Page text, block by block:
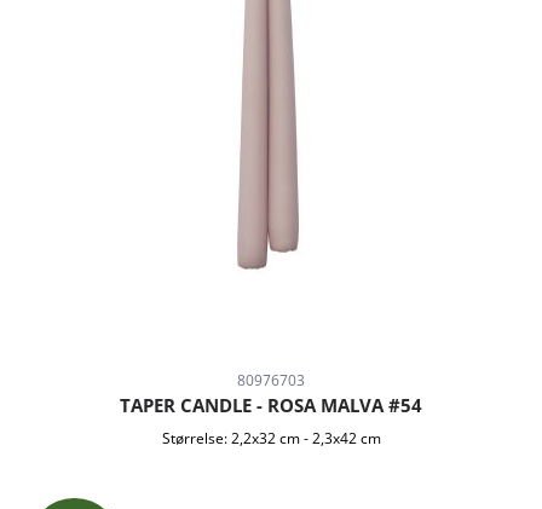
80976703
TAPER CANDLE - ROSA MALVA #54
Størrelse: 2,2x32 cm -2,3x42 cm